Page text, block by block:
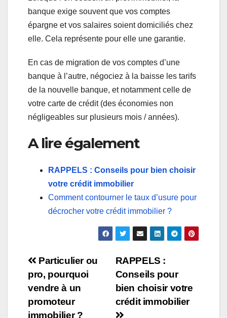
banque exige souvent que vos comptes
épargne et vos salaires soient domiciliés chez
elle. Cela représente pour elle une garantie.
En cas de migration de vos comptes d’une
banque à l’autre, négociez à la baisse les tarifs
de la nouvelle banque, et notamment celle de
votre carte de crédit (des économies non
négligeables sur plusieurs mois / années).
A lire également
RAPPELS : Conseils pour bien choisir
votre crédit immobilier
Comment contourner le taux d’usure pour
décrocher votre crédit immobilier ?
Navigation
de
l’article
RAPPELS :
Conseils pour
bien choisir votre
crédit immobilier
Particulier ou
pro, pourquoi
vendre à un
promoteur
immobilier ?